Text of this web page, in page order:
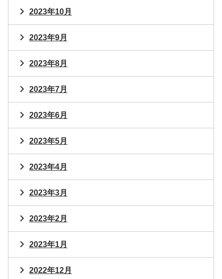
2023年10月
2023年9月
2023年8月
2023年7月
2023年6月
2023年5月
2023年4月
2023年3月
2023年2月
2023年1月
2022年12月